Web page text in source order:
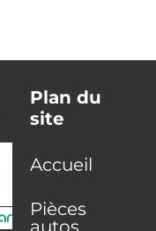
Plan du
site
Accueil
Pièces
autos